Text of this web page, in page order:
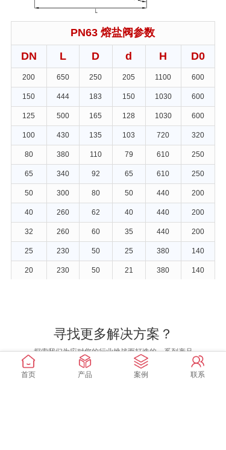
PN63 熔盐阀参数
DN
L D d H D0
200 650 250 205 1100 600
150 444 183 150 1030 600
125 500 165 128 1030 600
100 430 135 103 720 320
80 380 110 79 610 250
65 340 92 65 610 250
50 300 80 50 440 200
40 260 62 40 440 200
32 260 60 35 440 200
25 230 50 25 380 140
20 230 50 21 380 140
寻找更多解决方案？
探索我们为应对您的行业挑战而打造的一系列产品
首页 产品 案例 联系